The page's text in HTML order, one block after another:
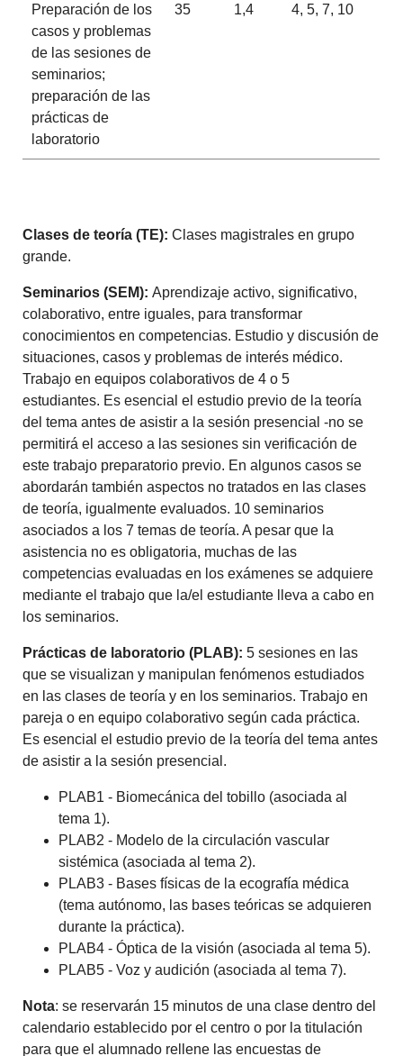
Preparación de los
casos y problemas
de las sesiones de
seminarios;
preparación de las
prácticas de
laboratorio
35 1,4 4, 5, 7, 10
Clases de teoría (TE): Clases magistrales en grupo
grande.
Seminarios (SEM):Aprendizaje activo, significativo,
colaborativo, entre iguales, para transformar
conocimientos en competencias. Estudio y discusión de
situaciones, casos y problemas de interés médico.
Trabajo en equipos colaborativos de 4 o 5
estudiantes. Es esencial el estudio previo de la teoría
del tema antes de asistir a la sesión presencial -no se
permitirá el acceso a las sesiones sin verificación de
este trabajo preparatorio previo. En algunos casos se
abordarán también aspectos no tratados en las clases
de teoría, igualmente evaluados. 10 seminarios
asociados a los 7 temas de teoría. A pesar que la
asistencia no es obligatoria, muchas de las
competencias evaluadas en los exámenes se adquiere
mediante el trabajo que la/el estudiante lleva a cabo en
los seminarios.
Prácticas de laboratorio (PLAB): 5 sesiones en las
que se visualizan y manipulan fenómenos estudiados
en las clases de teoría y en los seminarios. Trabajo en
pareja o en equipo colaborativo según cada práctica.
Es esencial el estudio previo de la teoría del tema antes
de asistir a la sesión presencial.
PLAB1 - Biomecánica del tobillo (asociada al
tema 1).
PLAB2 - Modelo de la circulación vascular
sistémica (asociada al tema 2).
PLAB3 - Bases físicas de la ecografía médica
(tema autónomo, las bases teóricas se adquieren
durante la práctica).
PLAB4 - Óptica de la visión (asociada al tema 5).
PLAB5 - Voz y audición (asociada al tema 7).
Nota: se reservarán 15 minutos de una clase dentro del
calendario establecido por el centro o por la titulación
para que el alumnado rellene las encuestas de